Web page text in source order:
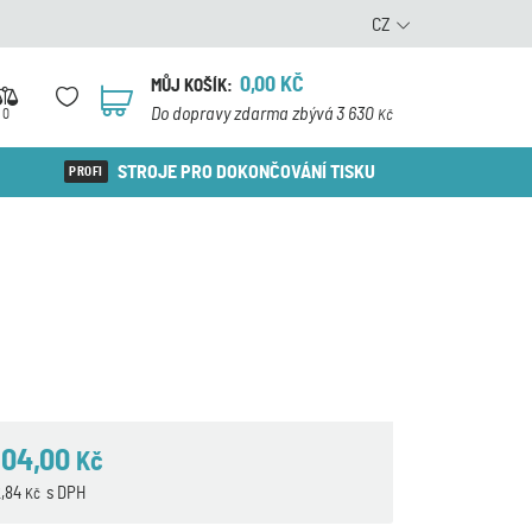
CZ
0
0
MŮJ KOŠÍK: 0,00 KČ
Do dopravy zdarma zbývá 3 630 Kč
STROJE PRO DOKONČOVÁNÍ TISKU
Kč
s DPH
Kč